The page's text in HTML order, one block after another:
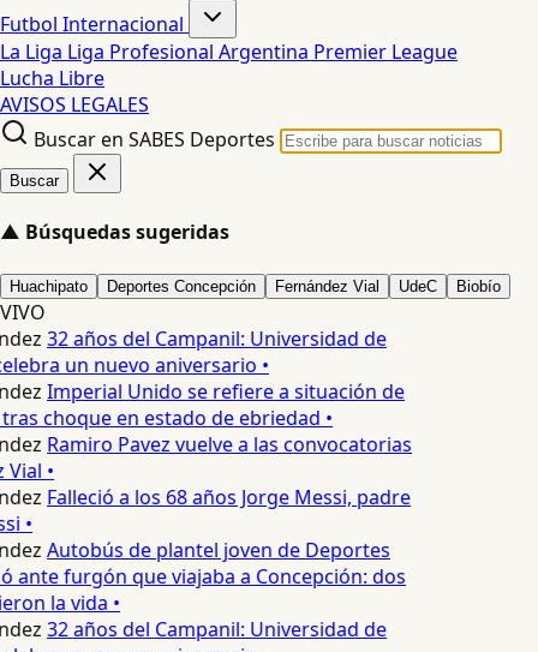
Futbol Internacional
La Liga Liga Profesional Argentina Premier League
Lucha Libre
AVISOS LEGALES
Buscar en SABES Deportes
Buscar
▲ Búsquedas sugeridas
Huachipato Deportes Concepción Fernández Vial UdeC Biobío
VIVO
32 años del Campanil: Universidad de
un nuevo aniversario •
Imperial Unido se refiere a situación de
choque en estado de ebriedad •
Ramiro Pavez vuelve a las convocatorias
•
Falleció a los 68 años Jorge Messi, padre
•
Autobús de plantel joven de Deportes
ante furgón que viajaba a Concepción: dos
la vida •
32 años del Campanil: Universidad de